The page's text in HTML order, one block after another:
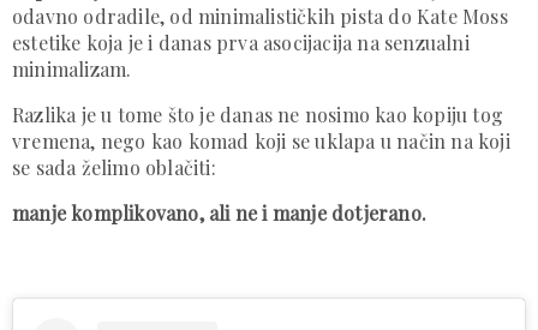
odavno odradile, od minimalističkih pista do Kate Moss
estetike koja je i danas prva asocijacija na senzualni
minimalizam.
Razlika je u tome što je danas ne nosimo kao kopiju tog
vremena, nego kao komad koji se uklapa u način na koji
se sada želimo oblačiti:
manje komplikovano, ali ne i manje dotjerano.